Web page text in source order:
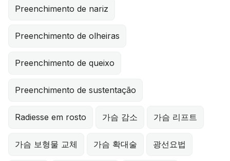
Preenchimento de nariz
Preenchimento de olheiras
Preenchimento de queixo
Preenchimento de sustentação
Radiesse em rosto 가슴 감소 가슴 리프트
가슴 보형물 교체 가슴 확대술 광선요법